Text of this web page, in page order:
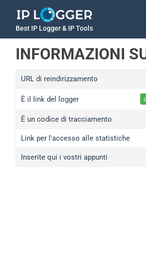
Best IP Logger & IP Tools
INFORMAZIONI
URL di reindirizzamento
È il link del logger
È un codice di tracciamento
Link per l'accesso alle statistiche
Inserite qui i vostri appunti